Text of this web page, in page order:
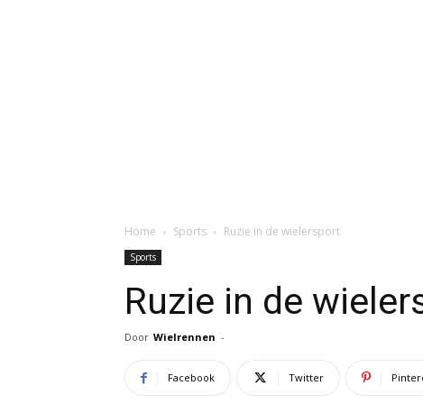
Home Sports Ruzie in de wielersport
Sports
Ruzie in de
Door Wielrennen -
Facebook Twitter